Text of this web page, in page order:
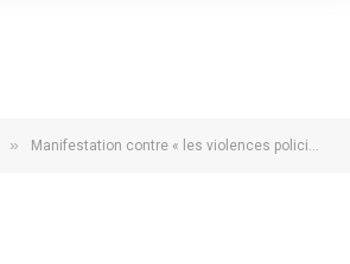
» Manifestation contre « les violences policières » Réaction du syndicat de police Unité SGP FO